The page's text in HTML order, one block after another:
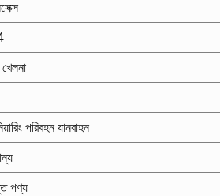
পরিবহন যানবাহন
পণ্য